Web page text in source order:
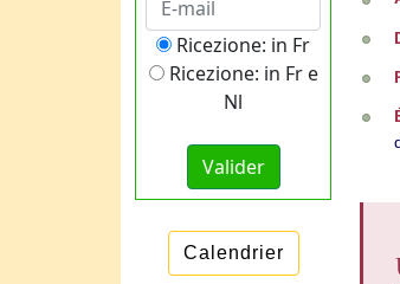
Ricezione: in Fr
Ricezione: in Fr e
Nl
Calendrier